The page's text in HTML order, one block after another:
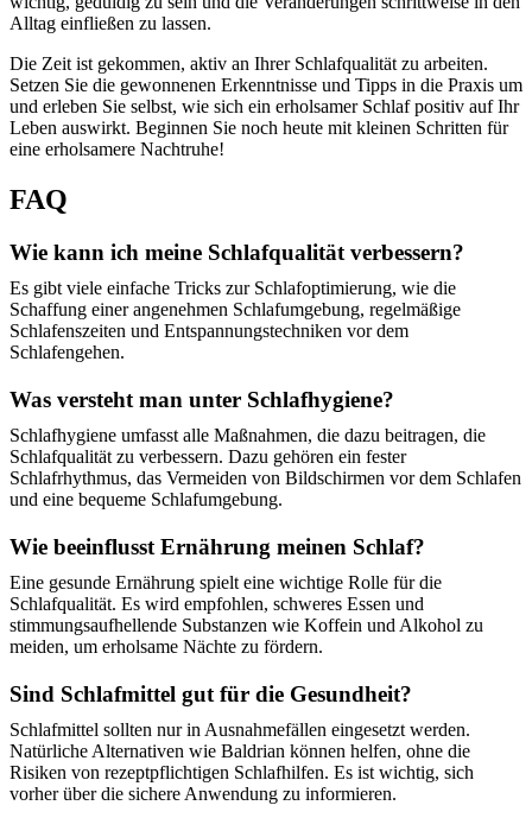
Alltag einfließen zu lassen.
Die Zeit ist gekommen, aktiv an Ihrer Schlafqualität zu arbeiten.
Setzen Sie die gewonnenen Erkenntnisse und Tipps in die Praxis um
und erleben Sie selbst, wie sich ein erholsamer Schlaf positiv auf Ihr
Leben auswirkt. Beginnen Sie noch heute mit kleinen Schritten für
eine erholsamere Nachtruhe!
FAQ
Wie kann ich meine Schlafqualität verbessern?
Es gibt viele einfache Tricks zur Schlafoptimierung, wie die
Schaffung einer angenehmen Schlafumgebung, regelmäßige
Schlafenszeiten und Entspannungstechniken vor dem
Schlafengehen.
Was versteht man unter Schlafhygiene?
Schlafhygiene umfasst alle Maßnahmen, die dazu beitragen, die
Schlafqualität zu verbessern. Dazu gehören ein fester
Schlafrhythmus, das Vermeiden von Bildschirmen vor dem Schlafen
und eine bequeme Schlafumgebung.
Wie beeinflusst Ernährung meinen Schlaf?
Eine gesunde Ernährung spielt eine wichtige Rolle für die
Schlafqualität. Es wird empfohlen, schweres Essen und
stimmungsaufhellende Substanzen wie Koffein und Alkohol zu
meiden, um erholsame Nächte zu fördern.
Sind Schlafmittel gut für die Gesundheit?
Schlafmittel sollten nur in Ausnahmefällen eingesetzt werden.
Natürliche Alternativen wie Baldrian können helfen, ohne die
Risiken von rezeptpflichtigen Schlafhilfen. Es ist wichtig, sich
vorher über die sichere Anwendung zu informieren.